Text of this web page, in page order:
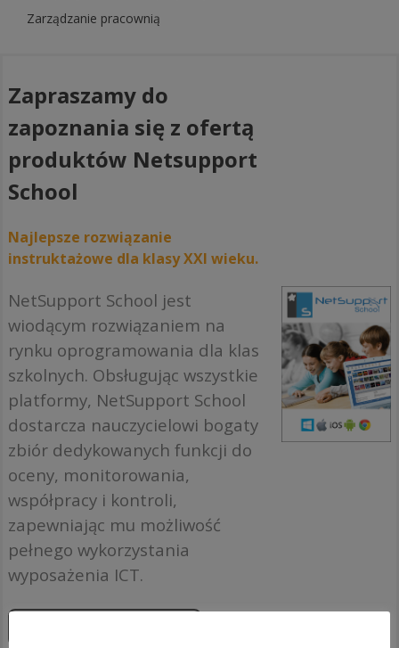
Zarządzanie pracownią
Zapraszamy do
zapoznania się z ofertą
produktów Netsupport
School
Najlepsze rozwiązanie
instruktażowe dla klasy XXI wieku.
NetSupport School jest
wiodącym rozwiązaniem na
rynku oprogramowania dla klas
szkolnych. Obsługując wszystkie
platformy, NetSupport School
dostarcza nauczycielowi bogaty
zbiór dedykowanych funkcji do
oceny, monitorowania,
współpracy i kontroli,
zapewniając mu możliwość
pełnego wykorzystania
wyposażenia ICT.